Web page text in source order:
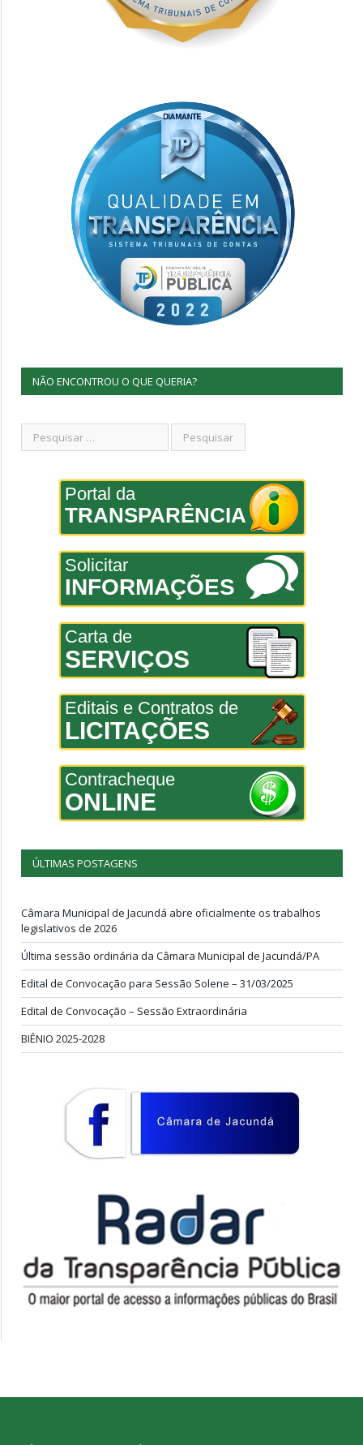
NÃO ENCONTROU O QUE QUERIA?
Portal da
TRANSPARÊNCIA
Solicitar
INFORMAÇÕES
Carta de
SERVIÇOS
Editais e Contratos de
LICITAÇÕES
Contracheque
ONLINE
ÚLTIMAS POSTAGENS
Câmara Municipal de Jacundá abre oficialmente os trabalhos
legislativos de 2026
Última sessão ordinária da Câmara Municipal de Jacundá/PA
Edital de Convocação para Sessão Solene – 31/03/2025
Edital de Convocação – Sessão Extraordinária
BIÊNIO 2025-2028